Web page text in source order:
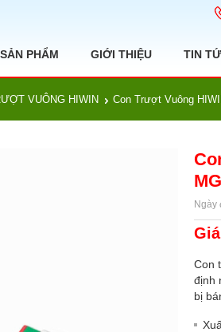
SẢN PHẨM GIỚI THIỆU TIN
VUÔNG HIWIN Con Trượt Vuông
Ngày
Con
định
bị